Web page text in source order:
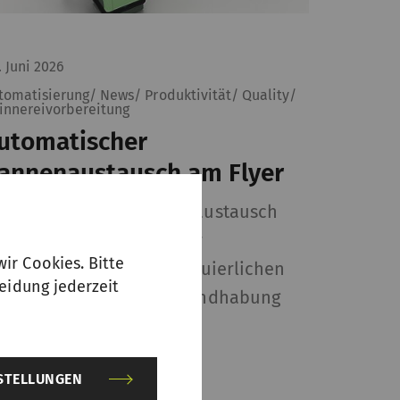
Juni 2026
News/ Produktivität/ Quality/
am Flyer
automatische Kannenaustausch
Strecke und Flyer
einen kontinuierlichen
ohne manuelle Handhabung
Cookies. Bitte
jederzeit